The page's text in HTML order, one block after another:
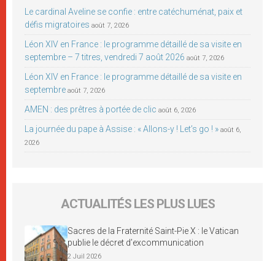
Le cardinal Aveline se confie : entre catéchuménat, paix et
défis migratoires août 7, 2026
Léon XIV en France : le programme détaillé de sa visite en
septembre – 7 titres, vendredi 7 août 2026 août 7, 2026
Léon XIV en France : le programme détaillé de sa visite en
septembre août 7, 2026
AMEN : des prêtres à portée de clic août 6, 2026
La journée du pape à Assise : « Allons-y ! Let’s go ! » août 6,
2026
ACTUALITÉS LES PLUS LUES
Sacres de la Fraternité Saint-Pie X : le Vatican
publie le décret d’excommunication
2 Juil 2026